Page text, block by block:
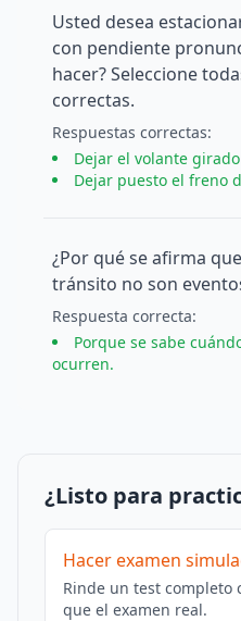
Usted desea
con pendiente
hacer? Seleccione
correctas.
Respuestas correctas:
Dejar el volante
Dejar puesto el freno
¿Por qué se afirma
tránsito no son
Respuesta correcta:
Porque se sabe
ocurren.
¿Listo para
Hacer examen
Rinde un test completo
que el examen real.